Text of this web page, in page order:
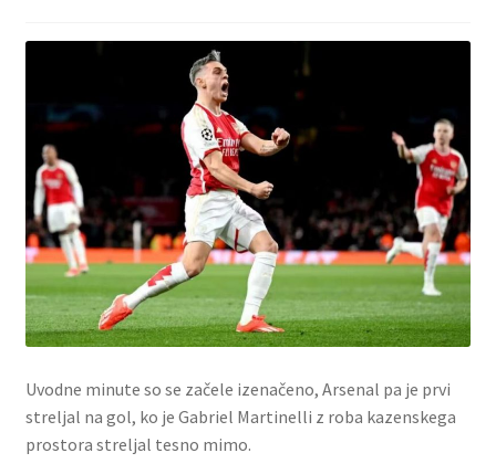
Uvodne minute so se začele izenačeno, Arsenal pa je prvi
streljal na gol, ko je Gabriel Martinelli z roba kazenskega
prostora streljal tesno mimo.